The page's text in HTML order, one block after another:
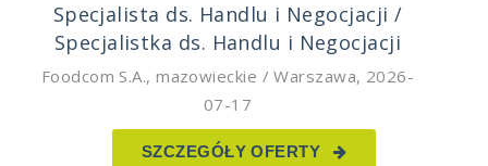
Specjalista ds. Handlu i Negocjacji /
Specjalistka ds. Handlu i Negocjacji
Foodcom S.A.,mazowieckie / Warszawa, 2026-
07-17
SZCZEGÓŁY OFERTY